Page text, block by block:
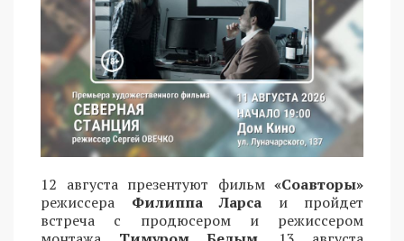
12 августа презентуют фильм «Соавторы»
режиссера Филиппа Ларса и пройдет
встреча с продюсером и режиссером